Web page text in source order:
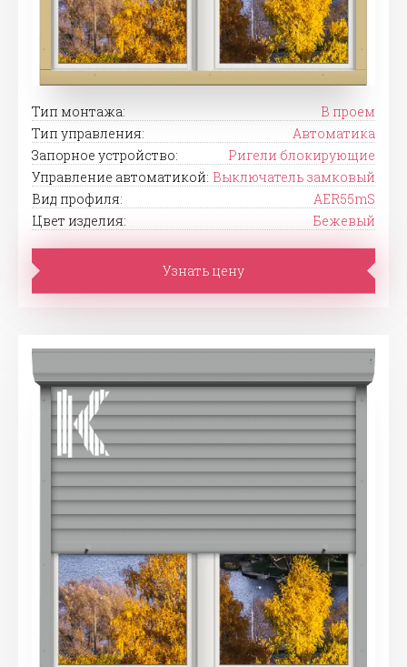
Тип монтажа:
В проем
Тип управления:
Автоматика
Запорное устройство:
Ригели блокирующие
Управление автоматикой: Выключатель замковый
Вид профиля:
AER55mS
Цвет изделия:
Бежевый
Узнать цену